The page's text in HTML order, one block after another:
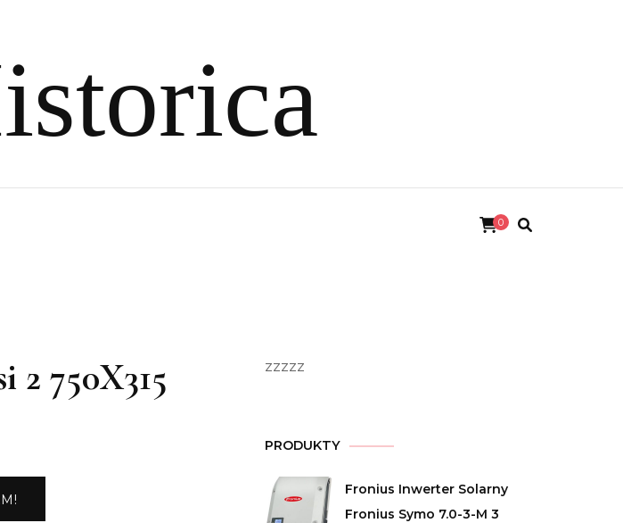
0
2 750X315 zzzzz
PRODUKTY
Fronius Inwerter Solarny
Fronius Symo 7.0-3-M 3